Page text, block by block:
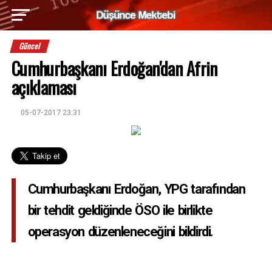
Güncel
Cumhurbaşkanı Erdoğan'dan Afrin
açıklaması
05-07-2017 23:31
Cumhurbaşkanı Erdoğan, YPG tarafından
bir tehdit geldiğinde ÖSO ile birlikte
operasyon düzenleneceğini bildirdi.